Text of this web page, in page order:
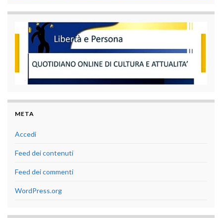
META
Accedi
Feed dei contenuti
Feed dei commenti
WordPress.org